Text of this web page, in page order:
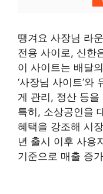
땡겨요 사장님 라
전용 사이로, 신한
이 사이트는 배달
‘사장님 사이트’
게 관리, 정산 등
특히, 소상공인을
혜택을 강조해 시
년 출시 이후 사용
기준으로 매출 증